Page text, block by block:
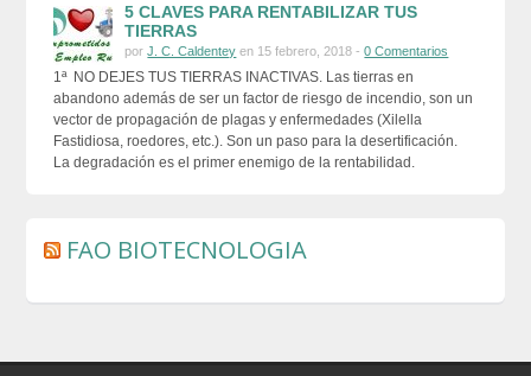
5 CLAVES PARA RENTABILIZAR TUS
TIERRAS
porJ. C. Caldentey en 15 febrero, 2018 -0 Comentarios
1ª NO DEJES TUS TIERRAS INACTIVAS. Las tierras en
abandono además de ser un factor de riesgo de incendio, son un
vector de propagación de plagas y enfermedades (Xilella
Fastidiosa, roedores, etc.). Son un paso para la desertificación.
La degradación es el primer enemigo de la rentabilidad.
FAO BIOTECNOLOGIA